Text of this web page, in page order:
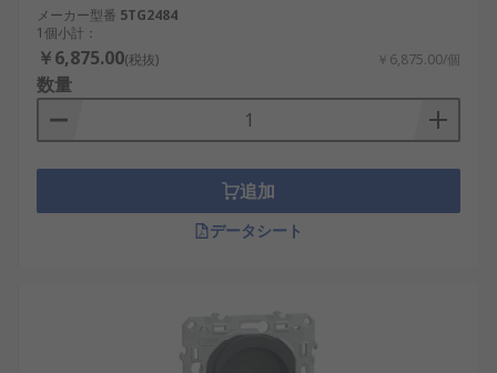
メーカー型番 5TG2484
1個小計：
￥6,875.00(税抜) ￥6,875.00/個
数量
追加
データシート